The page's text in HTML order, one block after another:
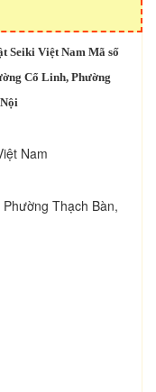
Seiki Việt Nam Mã số
Cổ Linh, Phường
Nam
Thạch Bàn,